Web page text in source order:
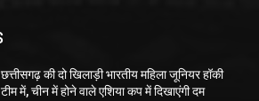
टीम में, चीन में होने वाले एशिया कप में दिखाएंगी दम
August 6, 2026